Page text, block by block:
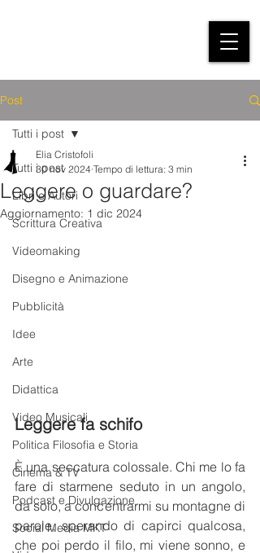
Post
Tutti i post
Libri e Autori
Scrittura Creativa
Videomaking
Disegno e Animazione
Pubblicità
Idee
Arte
Didattica
Video Musicali
Politica Filosofia e Storia
Cinema & TV
Podcast e Divulgazione
Social Media MKT
Tutti i post
Leggere o guardare?
Elia Cristofoli
30 nov 2024 Tempo di lettura: 3 min
Aggiornamento: 1 dic 2024
Leggere fa schifo
È una seccatura colossale. Chi me lo fa
fare di starmene seduto in un angolo,
da solo, a concentrarmi su montagne di
parole, sperando di capirci qualcosa,
che poi perdo il filo, mi viene sonno, e